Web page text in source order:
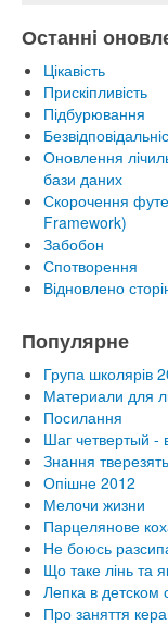
Останні
Цікавість
Прискіпливість
Підбурювання
Оновлення
бази даних
Скорочення
Framework)
Забобон
Спотворення
Відновлено
Популярне
Група школярів
Материали для
Посилання
Шаг четвертый -
Знання тверезять
Опішне 2012
Мелочи жизни
Парцелянове
Не боюсь
Що таке лінь та
Лепка в детском
Про заняття